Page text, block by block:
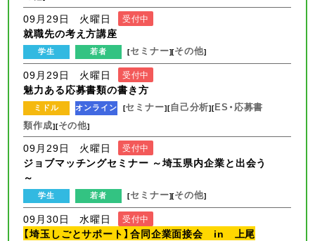
09月29日 火曜日 受付中
就職先の考え方講座
学生 若者 [セミナー][その他]
09月29日 火曜日 受付中
魅力ある応募書類の書き方
ミドル オンライン [セミナー][自己分析][ES・応募書
類作成][その他]
09月29日 火曜日 受付中
ジョブマッチングセミナー ～埼玉県内企業と出会う
～
学生 若者 [セミナー][その他]
09月30日 水曜日 受付中
【埼玉しごとサポート】合同企業面接会 in 上尾